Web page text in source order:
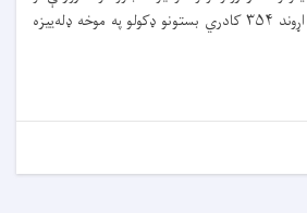
مسلکي پراختیا علمي غړو اړوند ۳۵۴ کادري بستونو ډکولو په موخه ډله‌ییزه